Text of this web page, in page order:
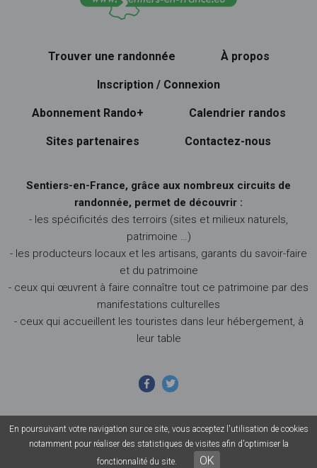
Trouver une randonnée À propos
Inscription / Connexion
Abonnement Rando+ Calendrier randos
Sites partenaires Contactez-nous
Sentiers-en-France, grâce aux nombreux circuits de
randonnée, permet de découvrir :
- les spécificités des terroirs (sites et milieux naturels,
patrimoine …)
- les producteurs locaux et les artisans, garants du savoir-faire
et du patrimoine
- ceux qui œuvrent à faire connaître tout ce patrimoine par des
manifestations culturelles
- ceux qui accueillent les touristes dans leur hébergement, à
leur table
© 2026 Sentiers en France - Tous droits réservés - Photos non
Mentions légales-CGU
En poursuivant votre navigation sur ce site, vous acceptez l'utilisation de cookies
notamment pour réaliser des statistiques de visites afin d'optimiser la
fonctionnalité du site.
OK